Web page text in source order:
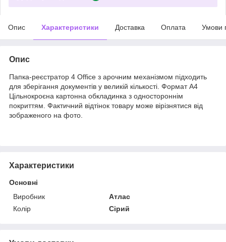
Опис Характеристики Доставка Оплата Умови
Опис
Папка-реєстратор 4 Office з арочним механізмом підходить
для зберігання документів у великій кількості. Формат А4
Цільнокроєна картонна обкладинка з одностороннім
покриттям. Фактичний відтінок товару може вірізнятися від
зображеного на фото.
Характеристики
Основні
Виробник
Атлас
Колір
Сірий